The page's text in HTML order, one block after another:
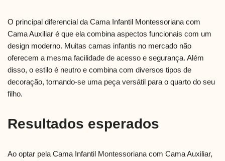
O principal diferencial da Cama Infantil Montessoriana com
Cama Auxiliar é que ela combina aspectos funcionais com um
design moderno. Muitas camas infantis no mercado não
oferecem a mesma facilidade de acesso e segurança. Além
disso, o estilo é neutro e combina com diversos tipos de
decoração, tornando-se uma peça versátil para o quarto do seu
filho.
Resultados esperados
Ao optar pela Cama Infantil Montessoriana com Cama Auxiliar,